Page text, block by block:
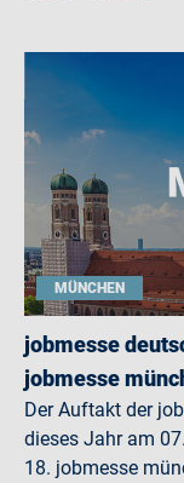
MÜNCHEN
jobmesse
jobmesse
Der Auftakt der
dieses Jahr am
18. jobmesse